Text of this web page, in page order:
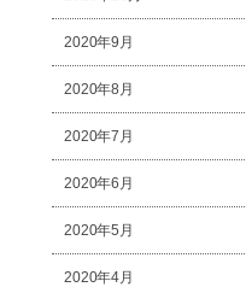
2020年9月
2020年8月
2020年7月
2020年6月
2020年5月
2020年4月